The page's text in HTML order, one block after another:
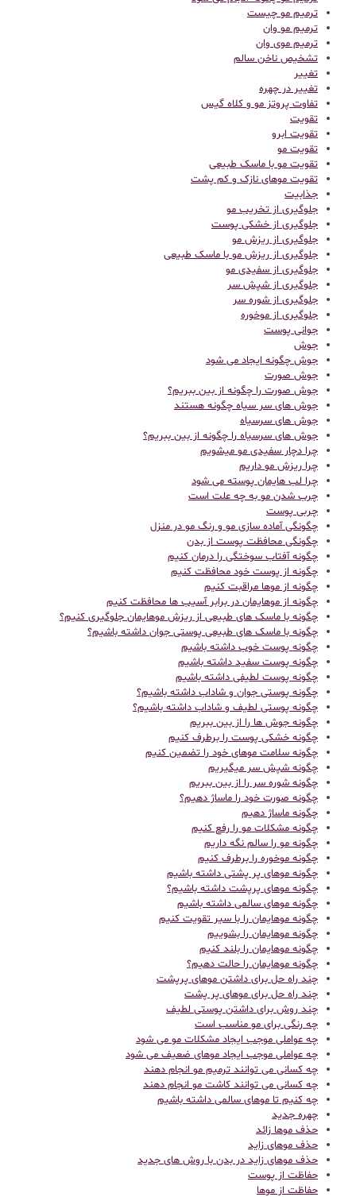
ترمیم مو چیست
ترمیم مو وان
ترمیم موی وان
تشخیص ناخن سالم
تغییر
تغییر در چهره
تفاوت پروتز مو و کلاه گیس
تقویت
تقویت ابرو
تقویت مو
تقویت مو با ماسک طبیعی
تقویت موهای نازک و کم پشت
جذابیت
جلوگیری از تخریب مو
جلوگیری از خشکی پوست
جلوگیری از ریزش مو
جلوگیری از ریزش مو با ماسک طبیعی
جلوگیری از سفیدی مو
جلوگیری از شپش سر
جلوگیری از شوره سر
جلوگیری از موخوره
جوانی پوست
جوش
جوش چگونه ایجاد می شود
جوش صورت
جوش صورت را چگونه از بین ببریم؟
جوش های سر سیاه چگونه هستند
جوش های سرسیاه
جوش های سرسیاه را چگونه از بین ببریم؟
چرا دچار سفیدی مو میشویم
چرا ریزش مو داریم
چرا لب هایمان پوسته می شود
چرب شدن مو به چه علت است
چربی پوست
چگونگی آماده سازی مو و رنگ مو در منزل
چگونگی محافظت پوست از بدن
چگونه آفتاب سوختگی را درمان کنیم
چگونه از پوست خود محافظت کنیم
چگونه از موها مراقبت کنیم
چگونه از موهایمان در برابر آسیب ها محافظت کنیم
چگونه با ماسک های طبیعی از ریزش موهایمان جلوگیری کنیم؟
چگونه با ماسک های طبیعی پوستی جوان داشته باشیم؟
چگونه پوست خوب داشته باشیم
چگونه پوست سفید داشته باشیم
چگونه پوست لطیفی داشته باشیم
چگونه پوستی جوان و شاداب داشته باشیم؟
چگونه پوستی لطیف و شاداب داشته باشیم؟
چگونه جوش ها را از بین ببریم
چگونه خشکی پوست را برطرف کنیم
چگونه سلامت موهای خود را تضمین کنیم
چگونه شپش سر میگیریم
چگونه شوره سر را از بین ببریم
چگونه صورت خود را ماساژ دهیم؟
چگونه ماساژ دهیم
چگونه مشکلات مو را رفع کنیم
چگونه مو را سالم نگه داریم
چگونه موخوره را برطرف کنیم
چگونه موهای پر پشتی داشته باشیم
چگونه موهای پرپشت داشته باشیم؟
چگونه موهای سالمی داشته باشیم
چگونه موهایمان را با سیر تقویت کنیم
چگونه موهایمان را بشوییم
چگونه موهایمان را بلند کنیم
چگونه موهایمان را حالت دهیم؟
چند راه حل برای داشتن موهای پرپشت
چند راه حل برای موهای پر پشت
چند روش برای داشتن پوستی لطیف
چه رنگی برای مو مناسب است
چه عواملی موجب ایجاد مشکلات مو می شود
چه عواملی موجب ایجاد موهای ضعیف می شود
چه کسانی می توانند ترمیم مو انجام دهند
چه کسانی می توانند کاشت مو انجام دهند
چه کنیم تا موهای سالمی داشته باشیم
چهره جدید
حذف موها زائد
حذف موهای زاید
حذف موهای زاید در بدن با روش های جدید
حفاظت از پوست
حفاظت از موها